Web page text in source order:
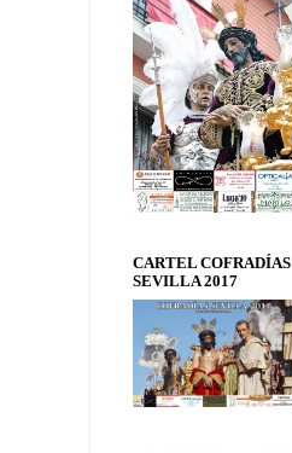
CARTEL COFRADÍAS
SEVILLA 2017